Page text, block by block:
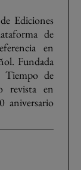
Ediciones
de
en
Fundada
Tiempo de
revista en
aniversario